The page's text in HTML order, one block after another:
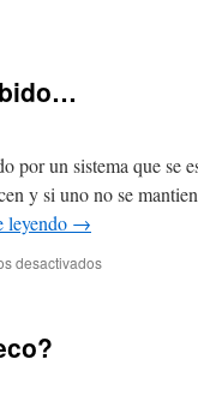
por un sistema que se
y si uno no se
leyendo →
desactivadosen